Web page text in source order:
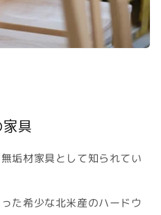
具
垢材家具として知られてい
た希少な北米産のハードウ